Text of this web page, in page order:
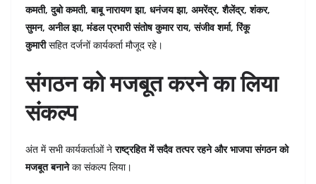
कमती, दुबो कमती, बाबू नारायण झा, धनंजय झा, अमरेंद्र, शैलेंद्र, शंकर,
सुमन, अनील झा, मंडल प्रभारी संतोष कुमार राय, संजीव शर्मा, रिंकू
कुमारीसहित दर्जनों कार्यकर्ता मौजूद रहे।
संगठन को मजबूत करने का लिया
संकल्प
अंत में सभी कार्यकर्ताओं नेराष्ट्रहित में सदैव तत्पर रहने और भाजपा संगठन को
मजबूत बनानेका संकल्प लिया।